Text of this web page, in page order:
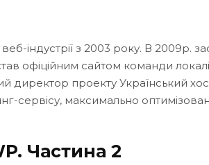
індустрії з 2003 року. В 2009р.
офіційним сайтом команди
директор проекту Український
сервісу, максимально
Частина 2